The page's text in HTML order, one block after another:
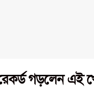
গড়লেন এই